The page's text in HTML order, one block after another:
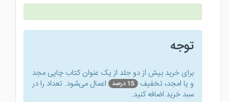
توجه
برای خرید بیش از دو جلد از یک عنوان کتاب‌ چاپی مجد
و یا امجد، تخفیف 15 درصد
اعمال می‌شود. تعداد را در
سبد خرید اضافه کنید.